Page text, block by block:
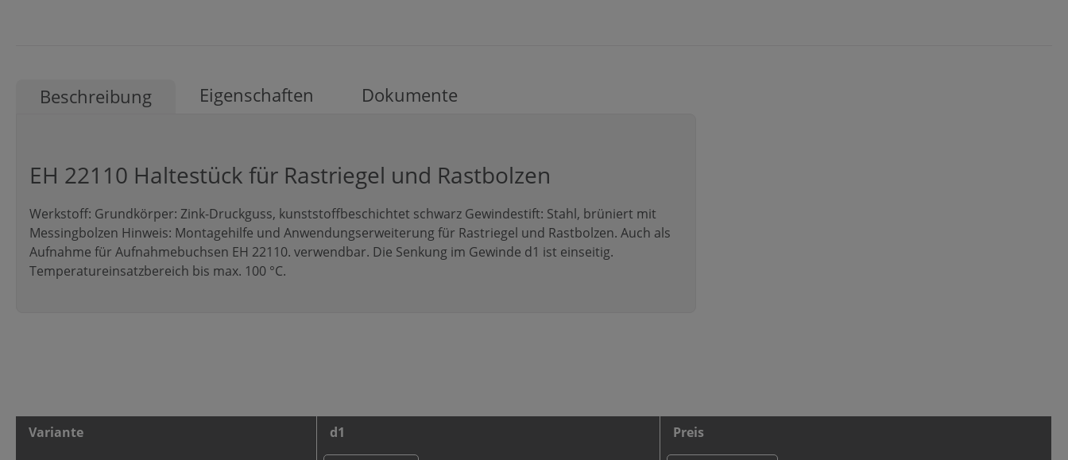
Beschreibung Eigenschaften Dokumente
EH 22110 Haltestück für Rastriegel und Rastbolzen
Werkstoff: Grundkörper: Zink-Druckguss, kunststoffbeschichtet schwarz Gewindestift: Stahl, brüniert mit
Messingbolzen Hinweis: Montagehilfe und Anwendungserweiterung für Rastriegel und Rastbolzen. Auch als
Aufnahme für Aufnahmebuchsen EH 22110. verwendbar. Die Senkung im Gewinde d1 ist einseitig.
Temperatureinsatzbereich bis max. 100 °C.
Variante d1 Preis